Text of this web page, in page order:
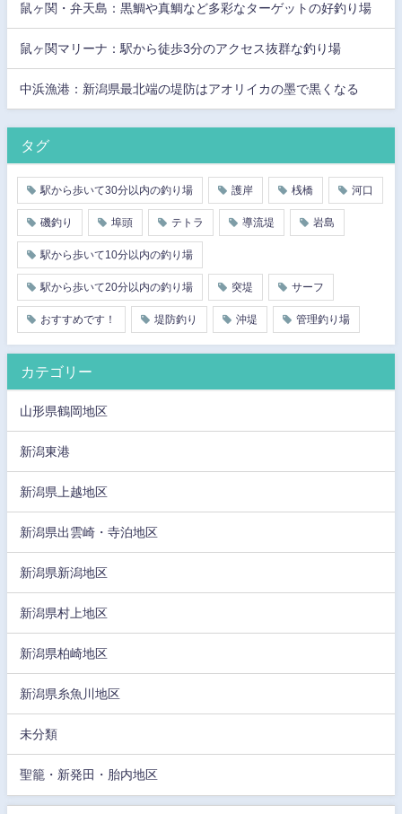
鼠ヶ関・弁天島：黒鯛や真鯛など多彩なターゲットの好釣り場
鼠ヶ関マリーナ：駅から徒歩3分のアクセス抜群な釣り場
中浜漁港：新潟県最北端の堤防はアオリイカの墨で黒くなる
タグ
駅から歩いて30分以内の釣り場 護岸 桟橋 河口
磯釣り 埠頭 テトラ 導流堤 岩島
駅から歩いて10分以内の釣り場
駅から歩いて20分以内の釣り場 突堤 サーフ
おすすめです！ 堤防釣り 沖堤 管理釣り場
カテゴリー
山形県鶴岡地区
新潟東港
新潟県上越地区
新潟県出雲崎・寺泊地区
新潟県新潟地区
新潟県村上地区
新潟県柏崎地区
新潟県糸魚川地区
未分類
聖籠・新発田・胎内地区